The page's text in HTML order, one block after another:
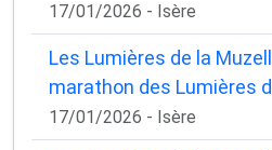
17/01/2026 - Isère
Les Lumières de la
marathon des Lumières
17/01/2026 - Isère